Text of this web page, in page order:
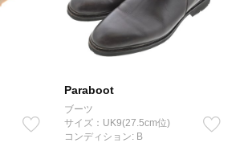
Paraboot
ブーツ
サイズ：UK9(27.5cm位)
コンディション: B